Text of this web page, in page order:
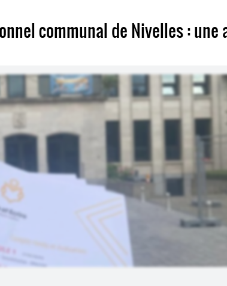
·
Bienvenue en Belgique
communal de Nivelles : une